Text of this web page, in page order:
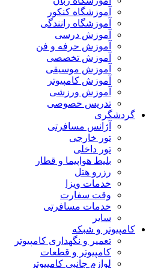
آموزشگاه کنکور
آموزشگاه رانندگی
آموزش درسی
آموزش حرفه و فن
آموزش تخصصی
آموزش موسیقی
آموزش کامپیوتر
آموزش ورزشی
تدریس خصوصی
گردشگری
آژانس مسافرتی
تور خارجی
تور داخلی
بلیط هواپیما و قطار
رزرو هتل
خدمات ویزا
وقت سفارت
خدمات مسافرتی
سایر
کامپیوتر و شبکه
تعمیر و نگهداری کامپیوتر
کامپیوتر و قطعات
لوازم جانبی کامپیوتر